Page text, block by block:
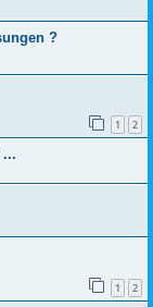
?
1 2
1 2